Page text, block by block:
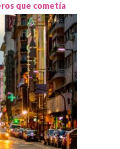
que cometía